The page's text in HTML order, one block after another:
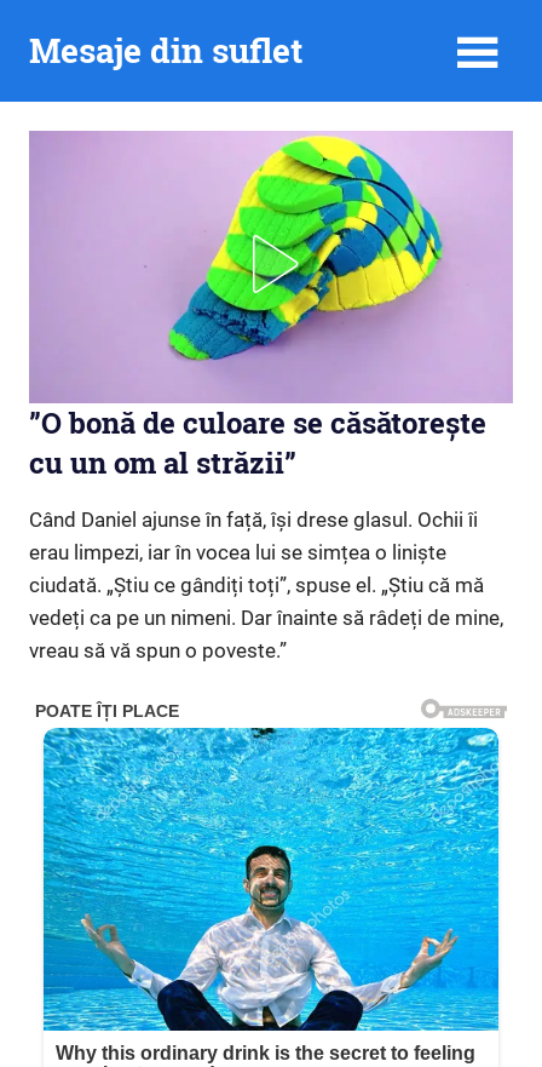
Mesaje din suflet
”O bonă de culoare se căsătorește
cu un om al străzii”
Când Daniel ajunse în față, își drese glasul. Ochii îi
erau limpezi, iar în vocea lui se simțea o liniște
ciudată. „Știu ce gândiți toți”, spuse el. „Știu că mă
vedeți ca pe un nimeni. Dar înainte să râdeți de mine,
vreau să vă spun o poveste.”